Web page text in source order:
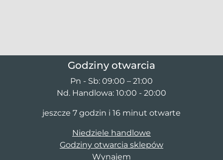
Godziny otwarcia
Pn - Sb: 09:00 – 21:00
Nd. Handlowa: 10:00 - 20:00
jeszcze 7 godzin i 16 minut otwarte
Niedziele handlowe
Godziny otwarcia sklepów
Wynajem